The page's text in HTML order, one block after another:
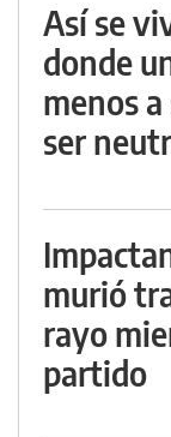
Así se
donde
menos
ser
murió
rayo
partido